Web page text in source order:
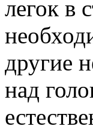
легок в
другие
над